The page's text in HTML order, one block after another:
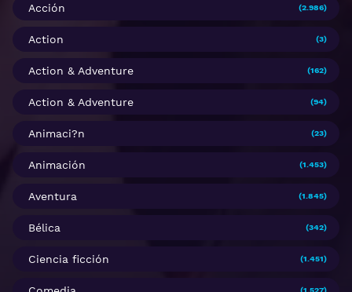
Acción (2.986)
Action (3)
Action & Adventure (162)
Action & Adventure (94)
Animaci?n (23)
Animación (1.453)
Aventura (1.845)
Bélica (342)
Ciencia ficción (1.451)